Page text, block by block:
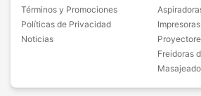
Términos y Promociones
Políticas de Privacidad
Noticias
Impresoras
Freidoras